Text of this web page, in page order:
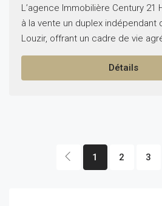
L’agence Immobilière Century 21
à la vente un duplex indépendant
Louzir, offrant un cadre de vie
Le rez-de-chaussée comprend :...
Détails
1 2 3